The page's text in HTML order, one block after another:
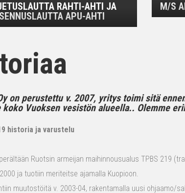
RAHTI-AHTI JA
APU-AHTI
M/S
on perustettu v. 2007, yritys toimi sitä
koko Vuoksen vesistön alueella.. Olemme
historia ja varustelu
Ruotsin armeijan maihinnousualus TPBS 219
ja tuotiin meriteitse ajamalla Kuopioon.
muutostöitä v. 2003-04, rakentamalla uusi ohjaamo/